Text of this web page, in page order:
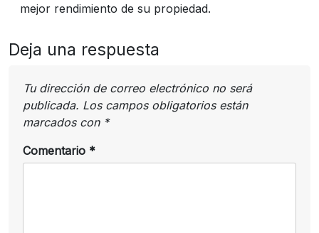
mejor rendimiento de su propiedad.
Deja una respuesta
Tu dirección de correo electrónico no será
publicada. Los campos obligatorios están
marcados con *
Comentario *